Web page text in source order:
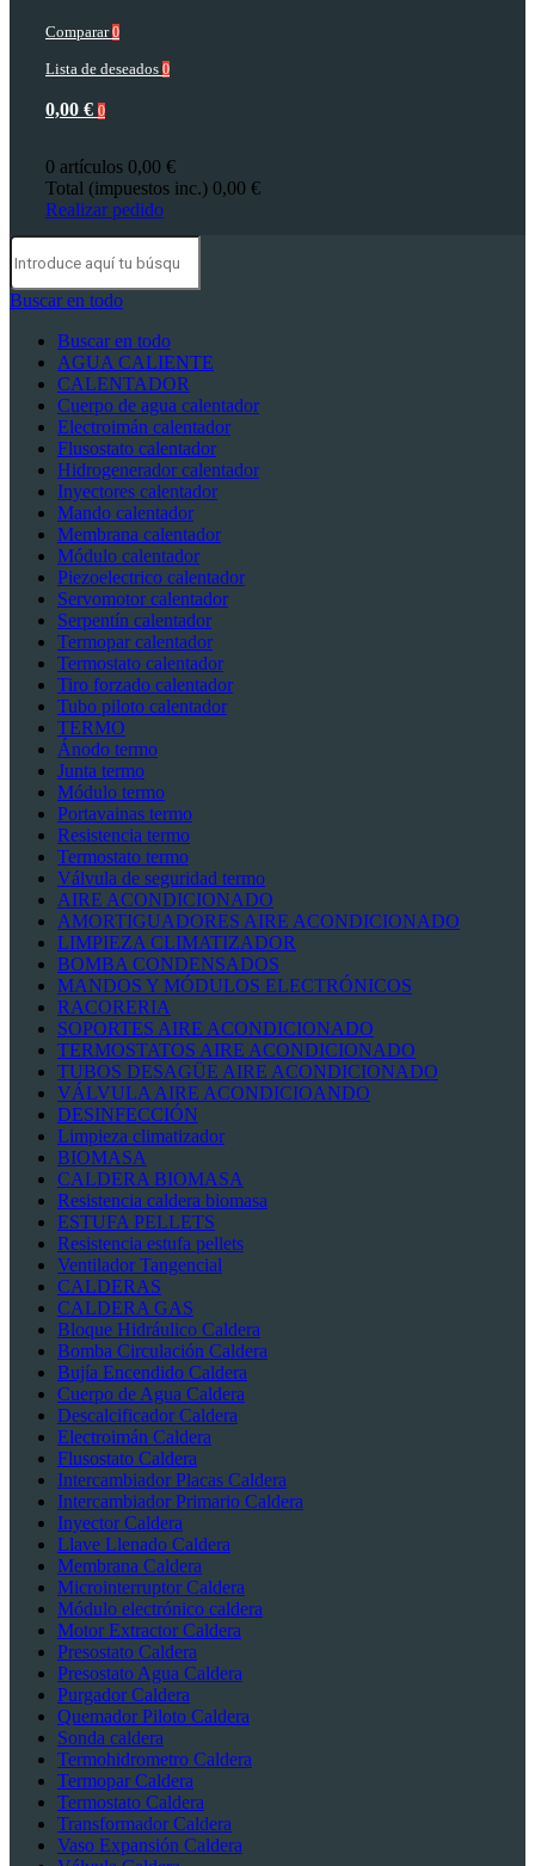
Comparar 0
Lista de deseados 0
0,00 € 0
0 artículos 0,00 €
Total (impuestos inc.) 0,00 €
Realizar pedido
Buscar en todo
Buscar en todo
AGUA CALIENTE
CALENTADOR
Cuerpo de agua calentador
Electroimán calentador
Flusostato calentador
Hidrogenerador calentador
Inyectores calentador
Mando calentador
Membrana calentador
Módulo calentador
Piezoelectrico calentador
Servomotor calentador
Serpentín calentador
Termopar calentador
Termostato calentador
Tiro forzado calentador
Tubo piloto calentador
TERMO
Ánodo termo
Junta termo
Módulo termo
Portavainas termo
Resistencia termo
Termostato termo
Válvula de seguridad termo
AIRE ACONDICIONADO
AMORTIGUADORES AIRE ACONDICIONADO
LIMPIEZA CLIMATIZADOR
BOMBA CONDENSADOS
MANDOS Y MÓDULOS ELECTRÓNICOS
RACORERIA
SOPORTES AIRE ACONDICIONADO
TERMOSTATOS AIRE ACONDICIONADO
TUBOS DESAGÜE AIRE ACONDICIONADO
VÁLVULA AIRE ACONDICIOANDO
DESINFECCIÓN
Limpieza climatizador
BIOMASA
CALDERA BIOMASA
Resistencia caldera biomasa
ESTUFA PELLETS
Resistencia estufa pellets
Ventilador Tangencial
CALDERAS
CALDERA GAS
Bloque Hidráulico Caldera
Bomba Circulación Caldera
Bujía Encendido Caldera
Cuerpo de Agua Caldera
Descalcificador Caldera
Electroimán Caldera
Flusostato Caldera
Intercambiador Placas Caldera
Intercambiador Primario Caldera
Inyector Caldera
Llave Llenado Caldera
Membrana Caldera
Microinterruptor Caldera
Módulo electrónico caldera
Motor Extractor Caldera
Presostato Caldera
Presostato Agua Caldera
Purgador Caldera
Quemador Piloto Caldera
Sonda caldera
Termohidrometro Caldera
Termopar Caldera
Termostato Caldera
Transformador Caldera
Vaso Expansión Caldera